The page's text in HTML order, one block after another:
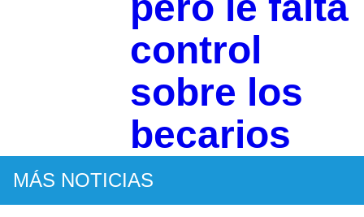
control
sobre los
becarios
MÁS NOTICIAS